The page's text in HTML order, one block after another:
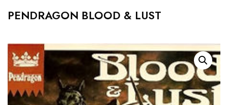
PENDRAGON BLOOD & LUST